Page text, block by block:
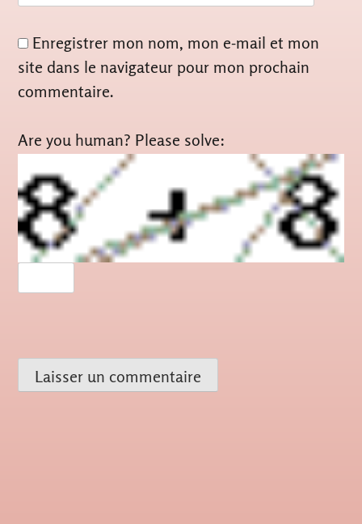
Enregistrer mon nom, mon e-mail et mon
site dans le navigateur pour mon prochain
commentaire.
Are you human? Please solve: